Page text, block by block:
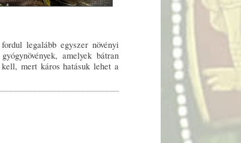
legalább egyszer növényi
amelyek bátran
mert káros hatásuk lehet a